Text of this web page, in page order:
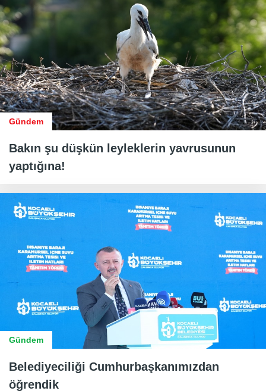
Gündem
Bakın şu düşkün leyleklerin yavrusunun
yaptığına!
Gündem
Belediyeciliği Cumhurbaşkanımızdan
öğrendik